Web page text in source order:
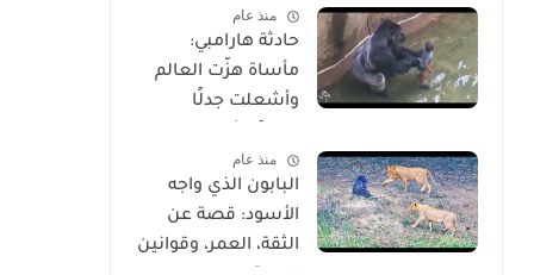
منذ عام
حادثة هارامبي:
مأساة هزّت العالم
وأشعلت جدلًا
بالفيديو
منذ عام
البابون الذي واجه
الأسود: قصة عن
الثقة، العمر، وقوانين